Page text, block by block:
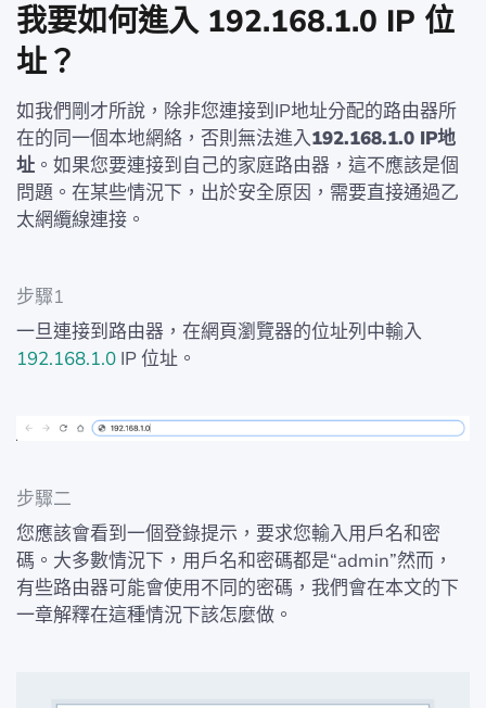
我要如何進入 192.168.1.0 IP 位
址？
如我們剛才所說，除非您連接到IP地址分配的路由器所
在的同一個本地網絡，否則無法進入192.168.1.0 IP地
址 。如果您要連接到自己的家庭路由器，這不應該是個
問題。在某些情況下，出於安全原因，需要直接通過乙
太網纜線連接。
步驟1
一旦連接到路由器，在網頁瀏覽器的位址列中輸入
192.168.1.0 IP 位址。
步驟二
您應該會看到一個登錄提示，要求您輸入用戶名和密
碼。大多數情況下，用戶名和密碼都是“admin”然而，
有些路由器可能會使用不同的密碼，我們會在本文的下
一章解釋在這種情況下該怎麼做。